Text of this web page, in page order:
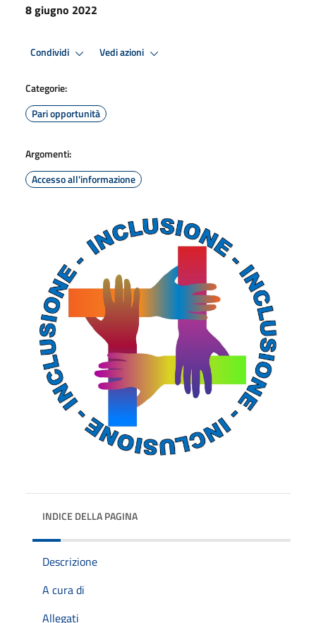
8 giugno 2022
Condividi Vedi azioni
Categorie:
Pari opportunità
Argomenti:
Accesso all'informazione
INDICE DELLA PAGINA
Descrizione
A cura di
Allegati